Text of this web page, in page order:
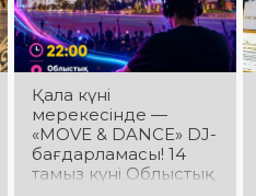
Қала күні
мерекесінде —
«MOVE & DANCE» DJ-
бағдарламасы! 14
тамыз күні Облыстық